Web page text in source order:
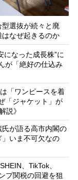
選抜が続々と廃
なぜ起きるのか
になった成長株”に
が「絶好の仕込み
「ワンピースを着
「ジャケット」が
説》
氏が語る高市内閣の
いま不可欠なの
、TikTok、
プ関税の回避を狙